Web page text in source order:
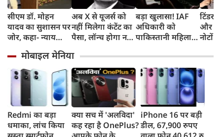
सीएम डॉ. मोहन
यादव का सुशासन पर
जोर, कहा- न्याय
लिए प्रतिबद्ध है
सरकार
अब X से यूजर्स को
नहीं मिलेगा कंटेंट का
पैसा, लॉन्‍च होगा नया
शर्त
बड़ा खुलासा! IAF
अधिकारी को
पाकिस्तानी महिला
हनीट्रैफ का शिकार,
गिरफ्तार
टिंडर
और
नोटों
का
करोड़
मोबाइल मेनिया
Redmi का बड़ा
धमाका, लांच किया
क्या सच में 'अलविदा'
कह रहा है OnePlus?
iPhone 16 पर बड़ी
डील, 67,900 रुपए